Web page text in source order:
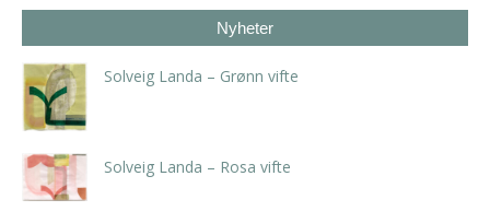
Nyheter
Solveig Landa – Grønn vifte
Solveig Landa – Rosa vifte